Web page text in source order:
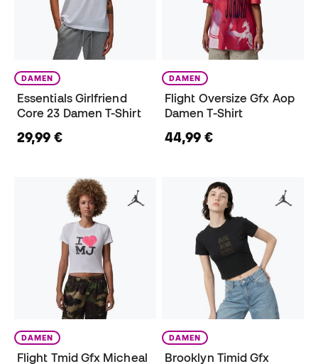
DAMEN
Essentials Girlfriend
Core 23 Damen T-Shirt
29,99 €
DAMEN
Flight Oversize Gfx Aop
Damen T-Shirt
44,99 €
DAMEN
Flight Tmid Gfx Micheal
DAMEN
Brooklyn Timid Gfx